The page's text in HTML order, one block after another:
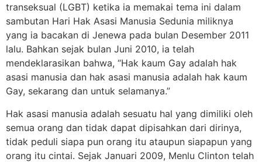
transeksual (LGBT) ketika ia memakai tema ini dalam
sambutan Hari Hak Asasi Manusia Sedunia miliknya
yang ia bacakan di Jenewa pada bulan Desember 2011
lalu. Bahkan sejak bulan Juni 2010, ia telah
mendeklarasikan bahwa, “Hak kaum Gay adalah hak
asasi manusia dan hak asasi manusia adalah hak kaum
Gay, sekarang dan untuk selamanya.”
Hak asasi manusia adalah sesuatu hal yang dimiliki oleh
semua orang dan tidak dapat dipisahkan dari dirinya,
tidak peduli siapa pun orang itu ataupun siapapun yang
orang itu cintai. Sejak Januari 2009, Menlu Clinton telah